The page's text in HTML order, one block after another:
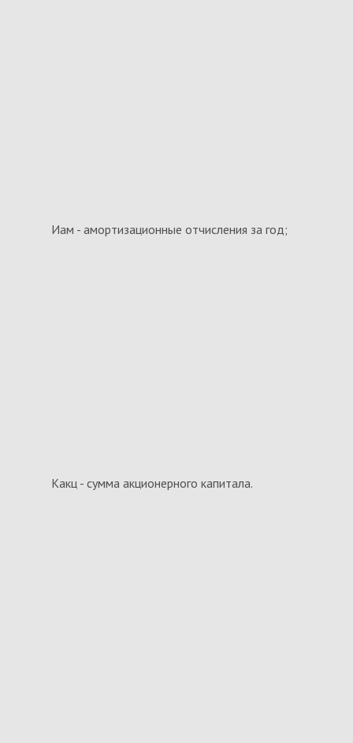
Иам - амортизационные отчисления за год;
Какц - сумма акционерного капитала.